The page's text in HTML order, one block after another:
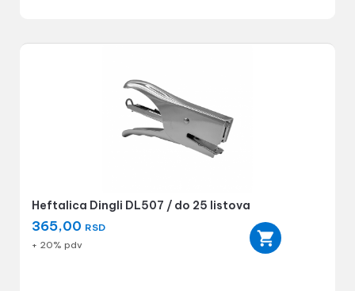
Heftalica Dingli DL507 / do 25 listova
365,00 RSD
+ 20% pdv